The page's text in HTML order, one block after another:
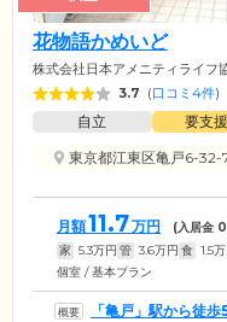
花物語かめいど
株式会社日本アメニティライフ
3.7 (口コミ4件)
自立 要支
東京都江東区亀戸6-32-
月額11.7万円 (入居金 0
家 5.3万円 管 3.6万円 食 1.5
個室 / 基本プラン
「亀戸」駅から徒